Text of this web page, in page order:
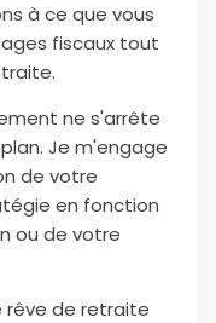
à ce que vous
fiscaux tout
ne s'arrête
Je m'engage
de votre
en fonction
ou de votre
rêve de retraite